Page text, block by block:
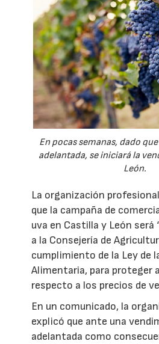
En pocas semanas, dado
adelantada, se iniciará la
León.
La organización
que la campaña de
uva en Castilla y León será
a la Consejería de
cumplimiento de la Ley de
Alimentaria, para proteger
respecto a los precios de
En un comunicado, la
explicó que ante una
adelantada como